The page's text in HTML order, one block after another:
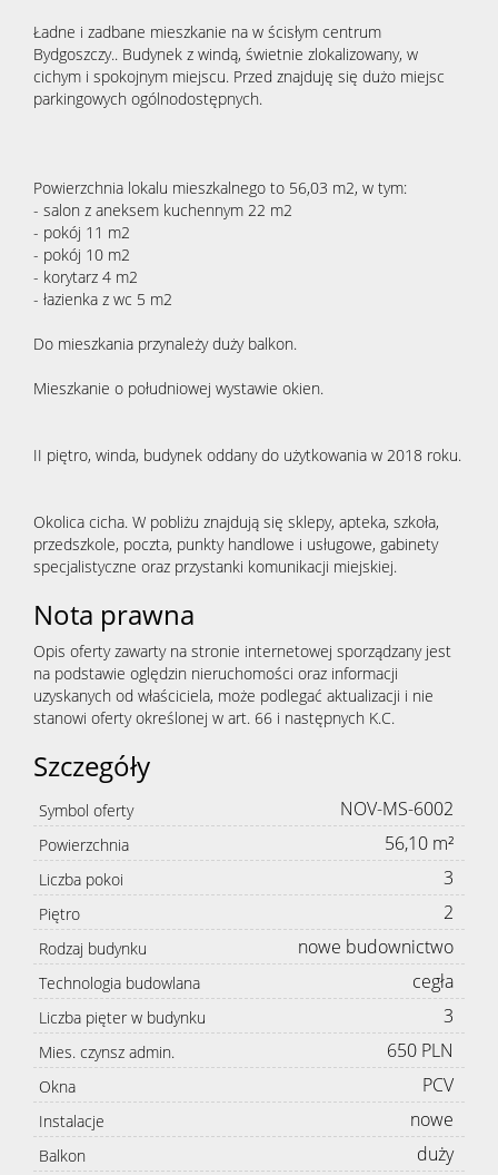
Ładne i zadbane mieszkanie na w ścisłym centrum
Bydgoszczy.. Budynek z windą, świetnie zlokalizowany, w
cichym i spokojnym miejscu. Przed znajduję się dużo miejsc
parkingowych ogólnodostępnych.
Powierzchnia lokalu mieszkalnego to 56,03 m2, w tym:
- salon z aneksem kuchennym 22 m2
- pokój 11 m2
- pokój 10 m2
- korytarz 4 m2
- łazienka z wc 5 m2
Do mieszkania przynależy duży balkon.
Mieszkanie o południowej wystawie okien.
II piętro, winda, budynek oddany do użytkowania w 2018 roku.
Okolica cicha. W pobliżu znajdują się sklepy, apteka, szkoła,
przedszkole, poczta, punkty handlowe i usługowe, gabinety
specjalistyczne oraz przystanki komunikacji miejskiej.
Nota prawna
Opis oferty zawarty na stronie internetowej sporządzany jest
na podstawie oględzin nieruchomości oraz informacji
uzyskanych od właściciela, może podlegać aktualizacji i nie
stanowi oferty określonej w art. 66 i następnych K.C.
Szczegóły
Symbol oferty NOV-MS-6002
Powierzchnia 56,10 m²
Liczba pokoi 3
Piętro 2
Rodzaj budynku nowe budownictwo
Technologia budowlana cegła
Liczba pięter w budynku 3
Mies. czynsz admin. 650 PLN
Okna PCV
Instalacje nowe
Balkon duży